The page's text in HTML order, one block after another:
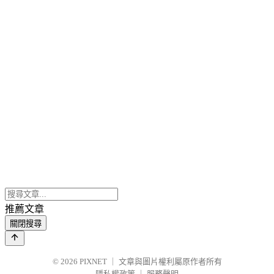
推薦文章
關閉搜尋
© 2026 PIXNET
文章與圖片權利屬原作者所有